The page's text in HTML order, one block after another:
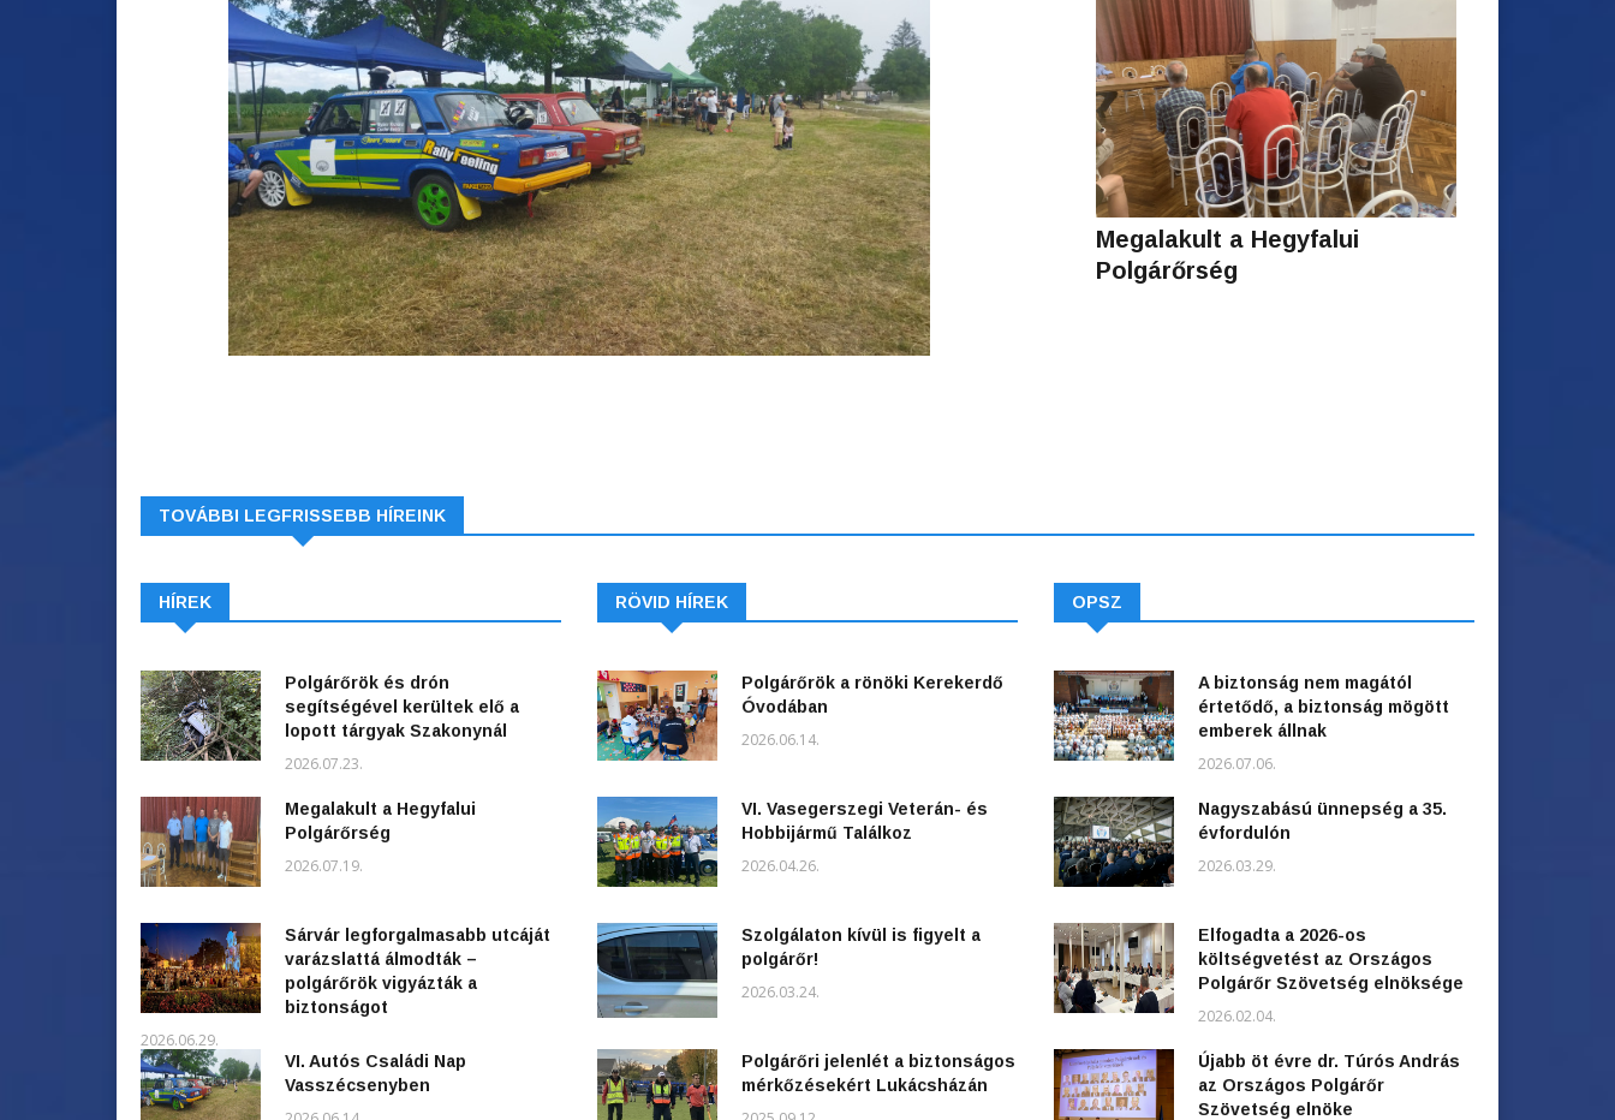
Megalakult a Hegyfalui
Polgárőrség
TOVÁBBI LEGFRISSEBB HÍREINK
HÍREK
Polgárőrök és drón
segítségével kerültek elő a
lopott tárgyak Szakonynál
2026.07.23.
Megalakult a Hegyfalui
Polgárőrség
2026.07.19.
Sárvár legforgalmasabb utcáját
varázslattá álmodták –
polgárőrök vigyázták a
biztonságot
2026.06.29.
VI. Autós Családi Nap
Vasszécsenyben
RÖVID HÍREK
Polgárőrök a rönöki Kerekerdő
Óvodában
2026.06.14.
VI. Vasegerszegi Veterán- és
Hobbijármű Találkoz
2026.04.26.
Szolgálaton kívül is figyelt a
polgárőr!
2026.03.24.
Polgárőri jelenlét a biztonságos
mérkőzésekért Lukácsházán
OPSZ
A biztonság nem magától
értetődő, a biztonság mögött
emberek állnak
2026.07.06.
Nagyszabású ünnepség a 35.
évfordulón
2026.03.29.
Elfogadta a 2026-os
költségvetést az Országos
Polgárőr Szövetség elnöksége
2026.02.04.
Újabb öt évre dr. Túrós András
az Országos Polgárőr
Szövetség elnöke